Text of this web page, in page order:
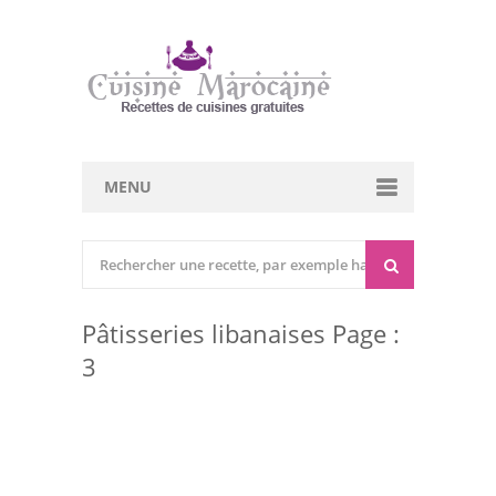
MENU
Entrées Froides
Pâtisseries libanaises Page :
3